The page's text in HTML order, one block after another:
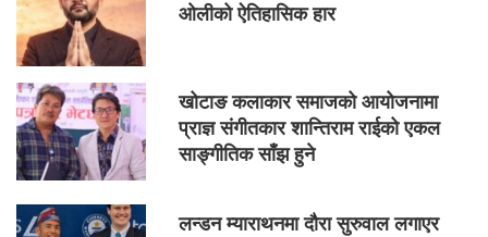
ओलीको ऐतिहासिक हार
खोटाङ कलाकार समाजको आयोजनामा
प्राज्ञ संगीतकार शान्तिराम राईको एकल
साङ्गीतिक साँझ हुने
लन्डन म्याराथनमा दौरा सुरुवाल लगाएर